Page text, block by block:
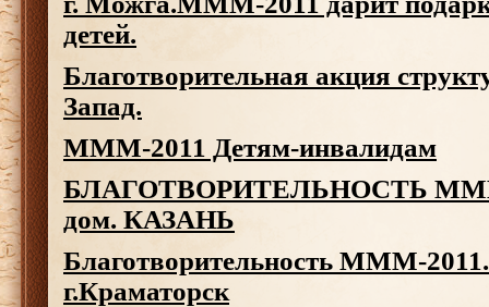
детей.
Благотворительная акция
Запад.
МММ-2011 Детям-инвалидам
БЛАГОТВОРИТЕЛЬНОСТЬ МММ-
дом. КАЗАНЬ
Благотворительность МММ-
г.Краматорск